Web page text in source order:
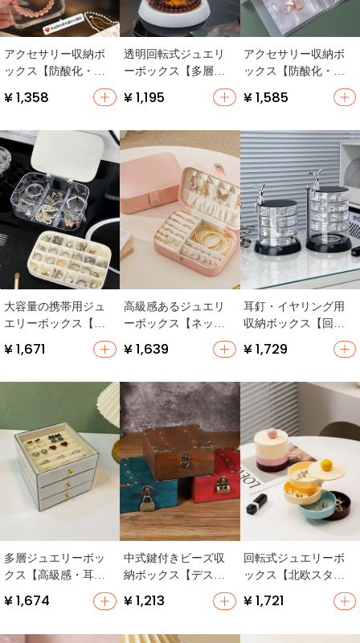
アクセサリー収納ボ
ックス【防酸化・耳
飾りやクリスタルブ
レスレット用】
¥ 1,358
透明回転式ジュエリ
ーボックス【多層設
計・仏珠やブレスレ
ットの展示用】（セ
¥ 1,195
アクセサリー収納ボ
ックス【防酸化・透
明防塵・リング・ピ
アス・ネックレス対
対応）
¥ 1,585
大容量の携帯用ジュ
エリーボックス【防
酸化・イヤリングや
ネックレス収納に最
¥ 1,671
高級感あるジュエリ
ーボックス【ネック
レス・リング・ピア
ス・イヤリング用・
デザイン】
¥ 1,639
耳釘・イヤリング用
収納ボックス【回転
式・透明・多収納ポ
ケット】
¥ 1,729
多層ジュエリーボッ
クス【高級感・耳飾
り・ネックレス・手
首飾り収納・防酸
¥ 1,674
中式鍵付きビーズ収
納ボックス【デスク
トップ用・ビンテー
ジ風・防塵デザイ
¥ 1,213
回転式ジュエリーボ
ックス【北欧スタイ
ル・デスクトップ収
納・化粧台用】
¥ 1,721